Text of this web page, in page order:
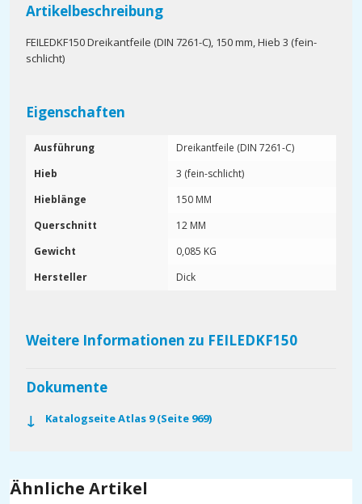
Artikelbeschreibung
FEILEDKF150 Dreikantfeile (DIN 7261-C), 150 mm, Hieb 3 (fein-
schlicht)
Eigenschaften
Ausführung
Dreikantfeile (DIN 7261-C)
Hieb
3 (fein-schlicht)
Hieblänge
150 MM
Querschnitt
12 MM
Gewicht
0,085 KG
Hersteller
Dick
Weitere Informationen zu FEILEDKF150
Dokumente
Katalogseite Atlas 9 (Seite 969)
Ähnliche Artikel